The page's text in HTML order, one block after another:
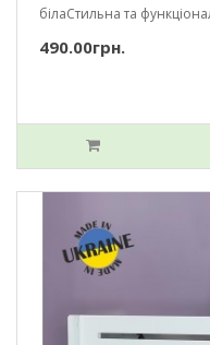
білаСтильна та
490.00грн.